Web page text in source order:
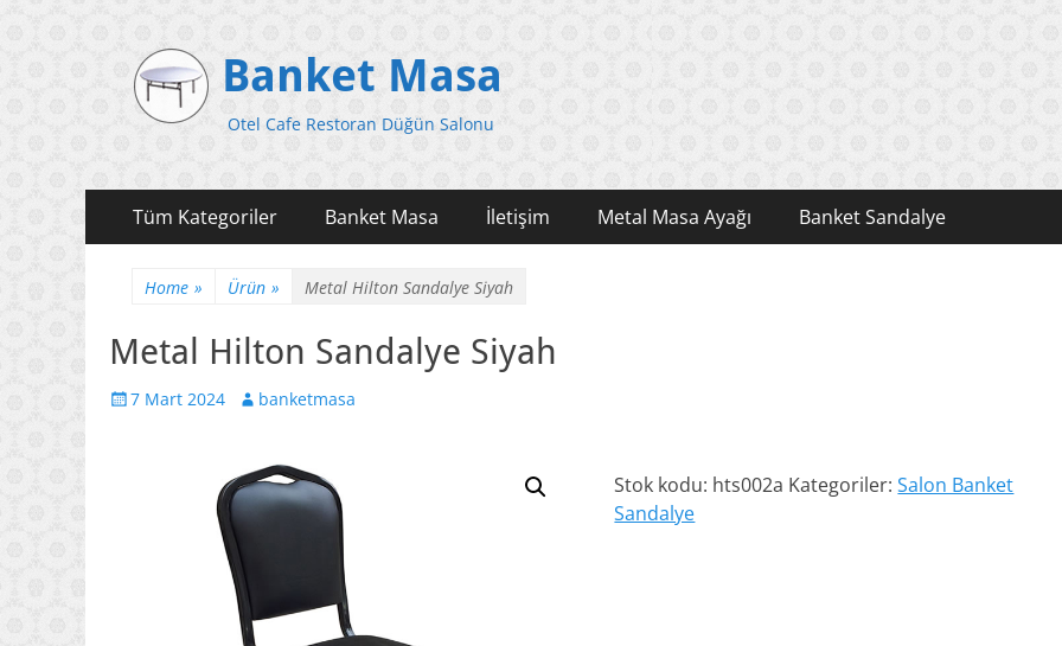
Banket Masa
Otel Cafe Restoran Düğün Salonu
Primary
Menu
Tüm Kategoriler Banket Masa İletişim Metal Masa Ayağı Banket Sandalye
Home » Ürün » Metal Hilton Sandalye Siyah
Metal Hilton Sandalye Siyah
Posted
7 Mart 2024 Author
banketmasa
Stok kodu: hts002a Kategoriler:Salon Banket
Sandalye